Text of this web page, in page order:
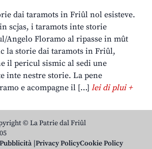
dai taramots in Friûl nol esisteve.
scjas, i taramots inte storie
Angelo Floramo al ripasse in mût
la storie dai taramots in Friûl,
il pericul sismic al sedi une
inte nestre storie. La pene
e acompagne il […] lei di plui +
© La Patrie dal Friûl
Pubblicità Privacy PolicyCookie Policy